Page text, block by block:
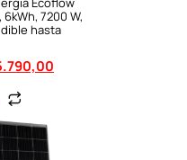
7200 W,
hasta